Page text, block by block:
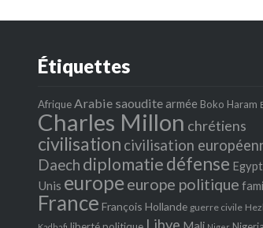
Étiquettes
Afrique Arabie saoudite armée Boko Haram
Charles Millon chrétiens
civilisation civilisation
Daech diplomatiedéfense
Unis europeeurope politique
France François Hollande guerre civile